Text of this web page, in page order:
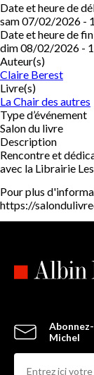
Date et heure de
sam 07/02/2026 -
Date et heure de fin
dim 08/02/2026 -
Auteur(s)
Claire Berest
Livre(s)
La Chair des autres
Type d’événement
Salon du livre
Description
Rencontre et
avec la Librairie
Pour plus
https://
Michel